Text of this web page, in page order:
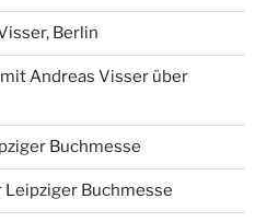
Berlin
Andreas Visser über
Buchmesse
Buchmesse